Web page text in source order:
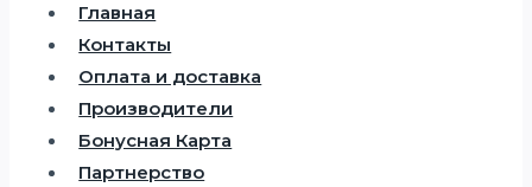
Главная
Контакты
Оплата и доставка
Производители
Бонусная Карта
Партнерство